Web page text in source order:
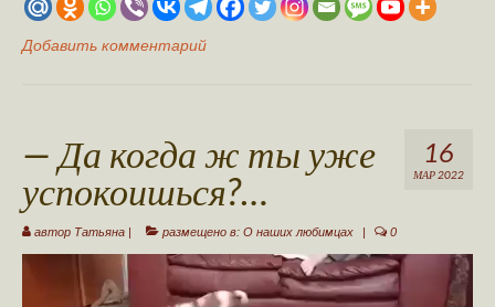
Добавить комментарий
16
МАР 2022
— Да когда ж ты уже
успокоишься?…
автор Татьяна размещено в: О наших любимцах 0